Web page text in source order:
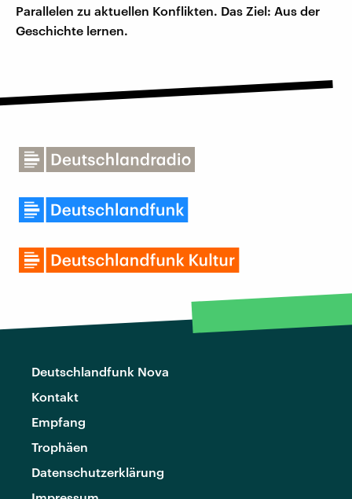
Parallelen zu aktuellen Konflikten. Das Ziel: Aus der
Geschichte lernen.
Deutschlandfunk Nova
Kontakt
Empfang
Trophäen
Datenschutzerklärung